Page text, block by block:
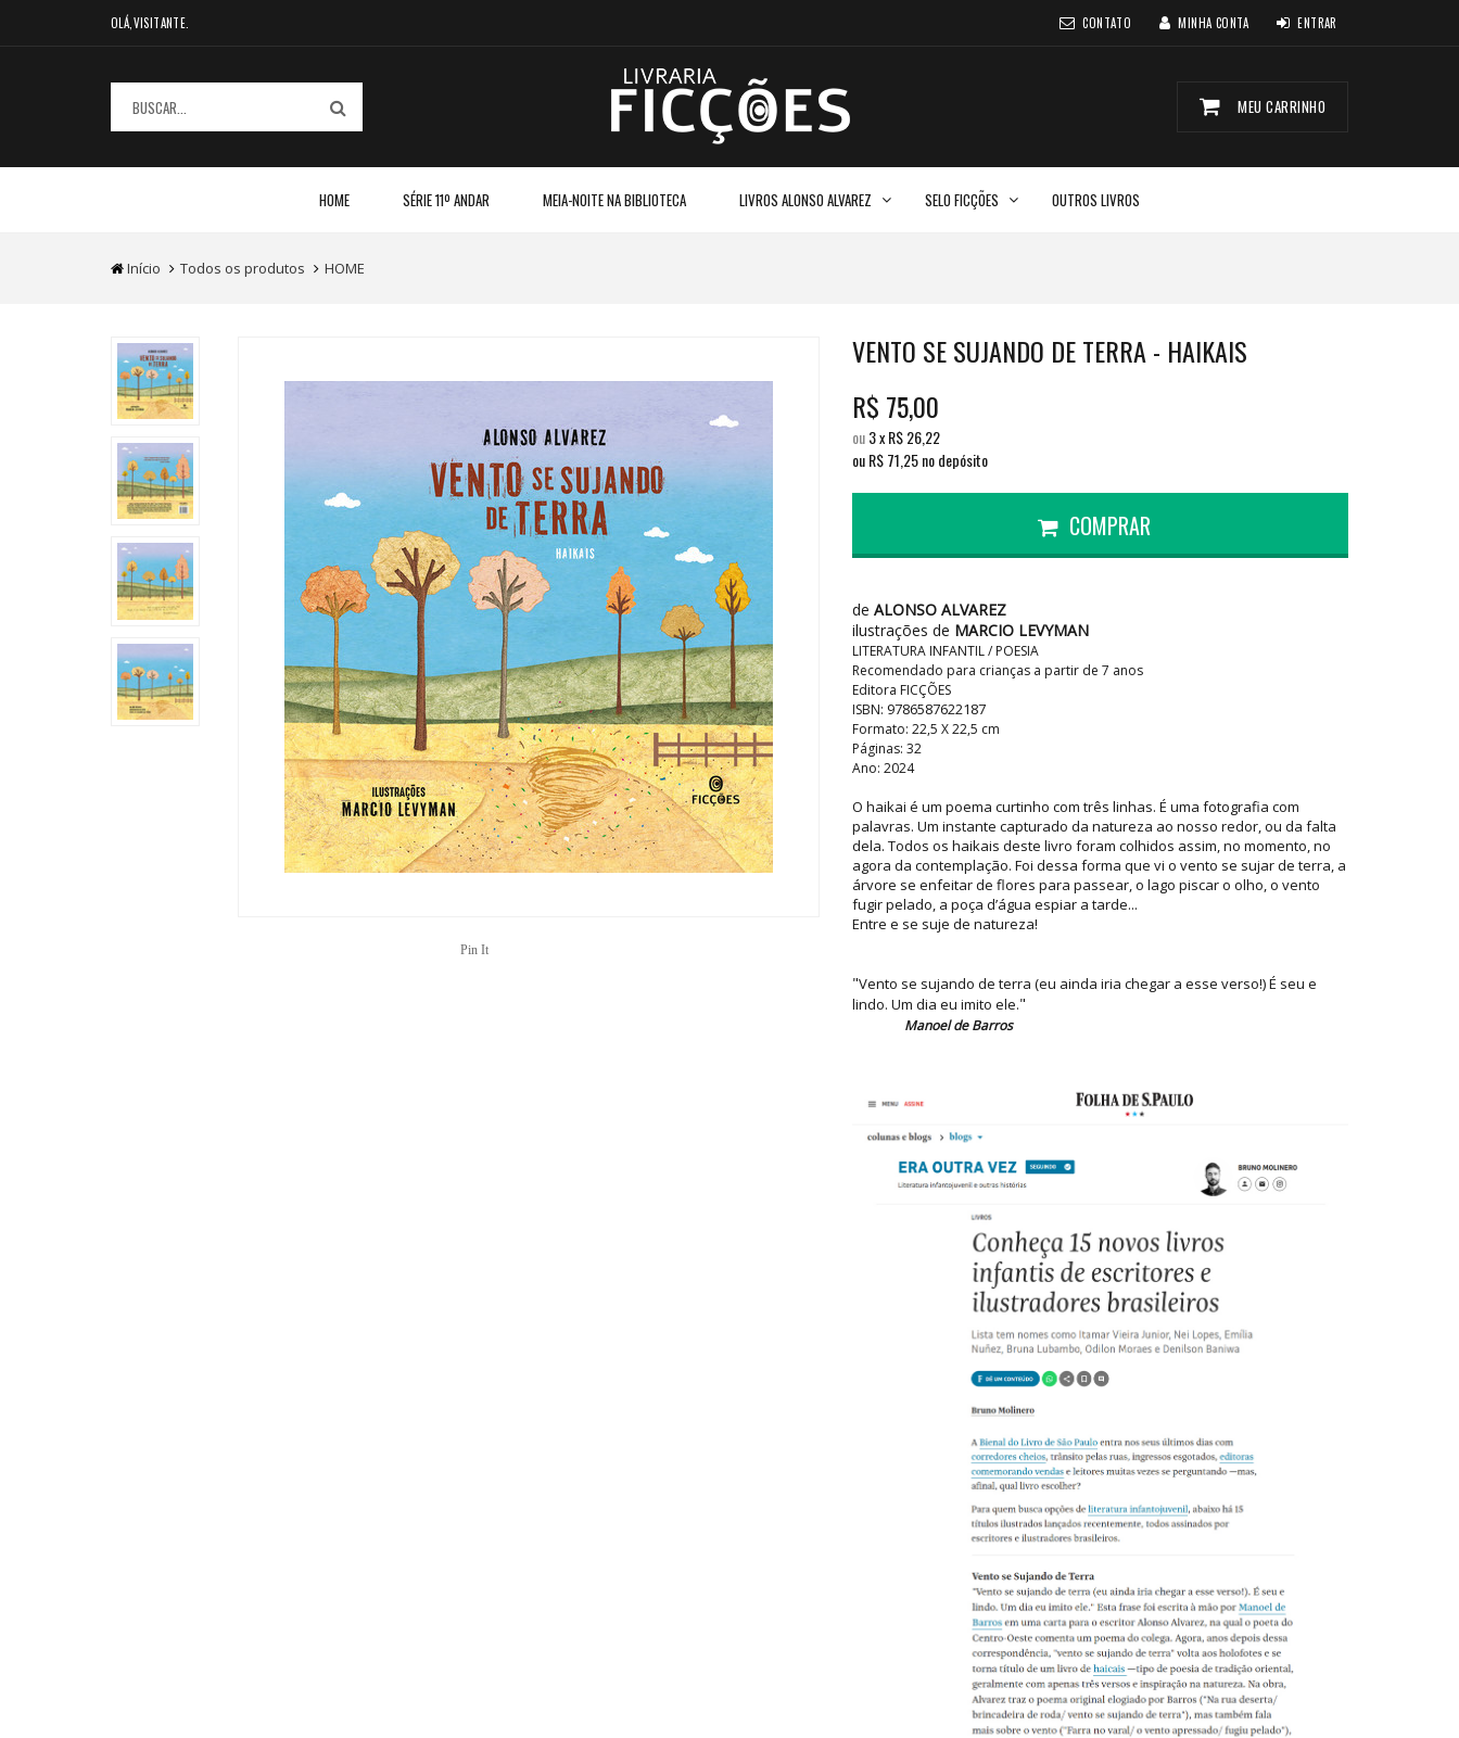
OLÁ,VISITANTE. CONTATO MINHA CONTA ENTRAR
MEU CARRINHO
HOME SÉRIE 11º ANDAR MEIA-NOITE NA BIBLIOTECA LIVROS ALONSO ALVAREZ SELO FICÇÕES OUTROS LIVROS
Início Todos os produtos HOME
Pin It
VENTO SE SUJANDO DE TERRA - HAIKAIS
R$ 75,00
ou3x R$26,22
ou R$71,25 no depósito
COMPRAR
de ALONSO ALVAREZ
ilustrações de MARCIO LEVYMAN
LITERATURA INFANTIL / POESIA
Recomendado para crianças a partir de 7 anos
Editora FICÇÕES
ISBN: 9786587622187
Formato: 22,5 X 22,5 cm
Páginas: 32
Ano: 2024
O haikai é um poema curtinho com três linhas. É uma fotografia com
palavras. Um instante capturado da natureza ao nosso redor, ou da falta
dela. Todos os haikais deste livro foram colhidos assim, no momento, no
agora da contemplação. Foi dessa forma que vi o vento se sujar de terra, a
árvore se enfeitar de flores para passear, o lago piscar o olho, o vento
fugir pelado, a poça d’água espiar a tarde...
Entre e se suje de natureza!
"Vento se sujando de terra (eu ainda iria chegar a esse verso!) É seu e
lindo. Um dia eu imito ele."
Manoel de Barros